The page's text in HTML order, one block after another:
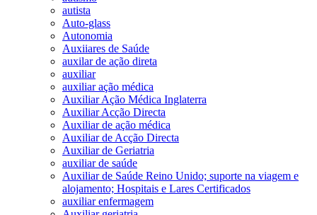
autista
Auto-glass
Autonomia
Auxiiares de Saúde
auxilar de ação direta
auxiliar
auxiliar ação médica
Auxiliar Ação Médica Inglaterra
Auxiliar Acção Directa
Auxiliar de ação médica
Auxiliar de Acção Directa
Auxiliar de Geriatria
auxiliar de saúde
Auxiliar de Saúde Reino Unido; suporte na viagem e
alojamento; Hospitais e Lares Certificados
auxiliar enfermagem